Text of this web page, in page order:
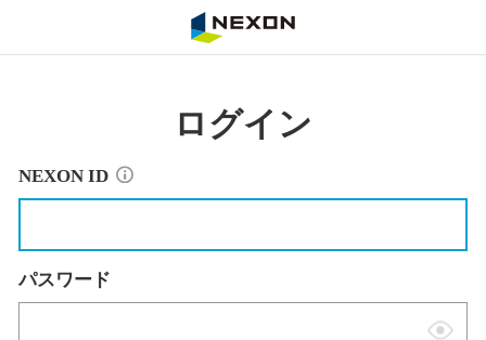
ログイン
NEXON ID
パスワード